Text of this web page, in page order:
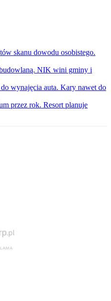
skanu dowodu osobistego.
NIK wini gminy i
wynajęcia auta. Kary nawet do
przez rok. Resort planuje